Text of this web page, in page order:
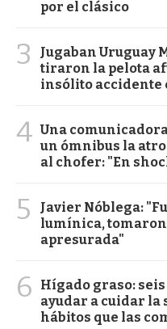
por el clásico
3
Jugaban Uruguay
tiraron la pelota
insólito accidente
4 Una
un ómnibus la
al chofer: "En
5
Javier Nóblega:
lumínica,
apresurada"
6
Hígado graso:
ayudar a cuidar la
hábitos que las